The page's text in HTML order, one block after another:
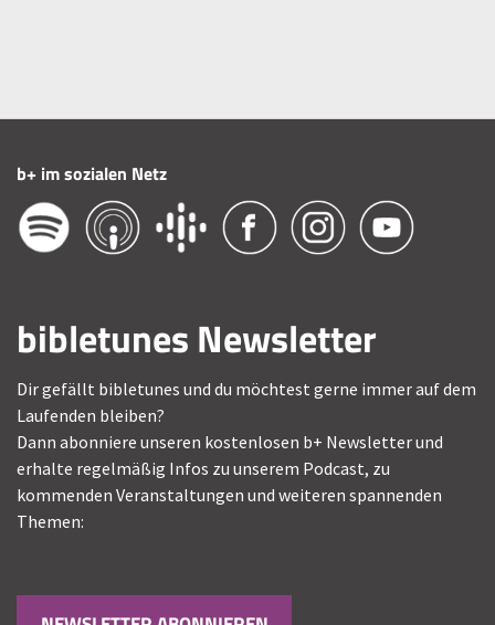
b+ im sozialen Netz
bibletunes Newsletter
Dir gefällt bibletunes und du möchtest gerne immer auf dem
Laufenden bleiben?
Dann abonniere unseren kostenlosen b+ Newsletter und
erhalte regelmäßig Infos zu unserem Podcast, zu
kommenden Veranstaltungen und weiteren spannenden
Themen: